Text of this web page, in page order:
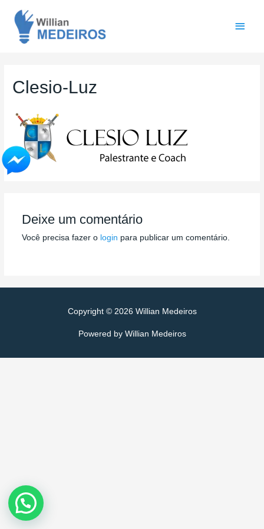
Clesio-Luz
Deixe um comentário
Você precisa fazer o login para publicar um comentário.
Copyright © 2026 Willian Medeiros
Powered by Willian Medeiros